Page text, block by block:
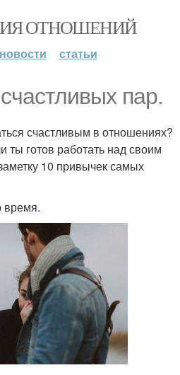
ОТНОШЕНИЙ
новости статьи
пар.
счастливым в отношениях?
ты готов работать над своим
10 привычек самых
время.